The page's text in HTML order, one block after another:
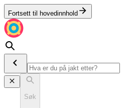
Fortsett til hovedinnhold
Søk